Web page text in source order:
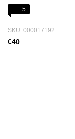
5
SKU: 000017192
€40